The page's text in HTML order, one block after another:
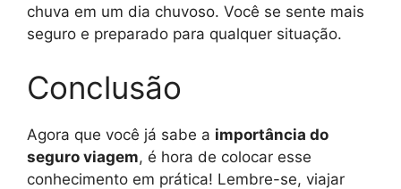
chuva em um dia chuvoso. Você se sente mais
seguro e preparado para qualquer situação.
Conclusão
Agora que você já sabe a importância do
seguro viagem, é hora de colocar esse
conhecimento em prática! Lembre-se, viajar